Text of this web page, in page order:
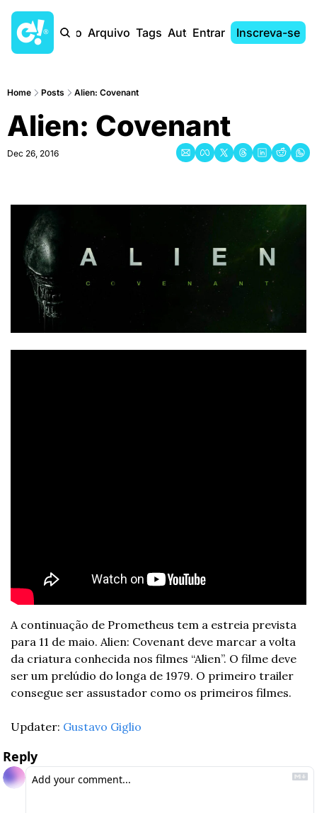
Início Arquivo Tags AutoresEntrar Inscreva-se
Home Posts Alien: Covenant
Alien: Covenant
Dec 26, 2016
A continuação de Prometheus tem a estreia prevista
para 11 de maio. Alien: Covenant deve marcar a volta
da criatura conhecida nos filmes “Alien”. O filme deve
ser um prelúdio do longa de 1979. O primeiro trailer
consegue ser assustador como os primeiros filmes.
Updater: Gustavo Giglio
Reply